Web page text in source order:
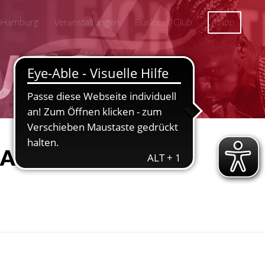
Veranstaltungen Business Club Shop